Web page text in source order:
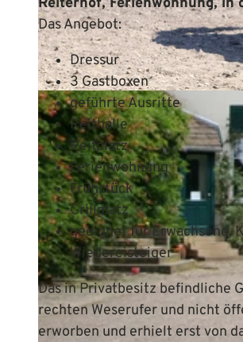
© Mittelweser-Touristik GmbH |CC-BY
Das Angebot:
Dressur
3 Gastboxen
geführte Ausritte
Reithalle
Reitplatz
Ferienwohnung
Frühstück
Grillplatz
geeignet für Erwachsene,
Wiedereisteiger
Das in Privatbesitz befindliche
rechten Weserufer und nicht
erworben und erhielt erst von